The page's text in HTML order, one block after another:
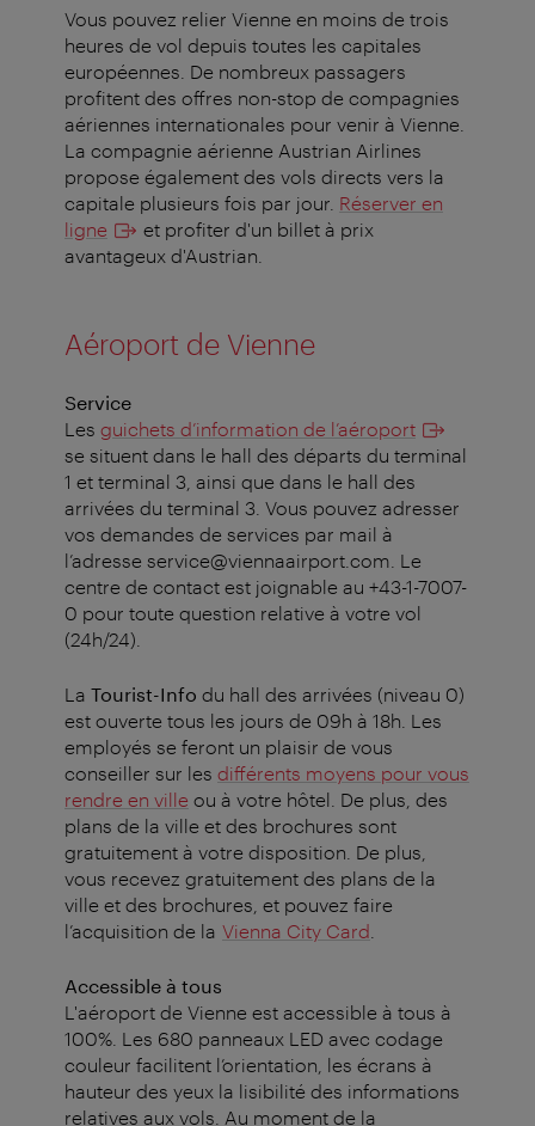
Vous pouvez relier Vienne en moins de trois
heures de vol depuis toutes les capitales
européennes. De nombreux passagers
profitent des offres non-stop de compagnies
aériennes internationales pour venir à Vienne.
La compagnie aérienne Austrian Airlines
propose également des vols directs vers la
capitale plusieurs fois par jour. Réserver en
ligne
et profiter d'un billet à prix
avantageux d'Austrian.
Aéroport de Vienne
Service
Les guichets d’information de l’aéroport
se situent dans le hall des départs du terminal
1 et terminal 3, ainsi que dans le hall des
arrivées du terminal 3. Vous pouvez adresser
vos demandes de services par mail à
l’adresse service@viennaairport.com. Le
centre de contact est joignable au +43-1-7007-
0 pour toute question relative à votre vol
(24h/24).
La Tourist-Info du hall des arrivées (niveau 0)
est ouverte tous les jours de 09h à 18h. Les
employés se feront un plaisir de vous
conseiller sur les différents moyens pour vous
rendre en ville ou à votre hôtel. De plus, des
plans de la ville et des brochures sont
gratuitement à votre disposition. De plus,
vous recevez gratuitement des plans de la
ville et des brochures, et pouvez faire
l’acquisition de la Vienna City Card
Accessible à tous
L'aéroport de Vienne est accessible à tous à
100%. Les 680 panneaux LED avec codage
couleur facilitent l’orientation, les écrans à
hauteur des yeux la lisibilité des informations
relatives aux vols. Au moment de la